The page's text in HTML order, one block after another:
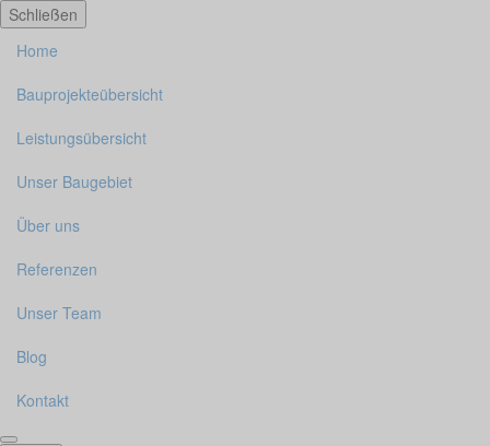
Cookie-Einstellungen
Schließen
Home
Bauprojekteübersicht
Leistungsübersicht
Unser Baugebiet
Über uns
Referenzen
Unser Team
Blog
Kontakt